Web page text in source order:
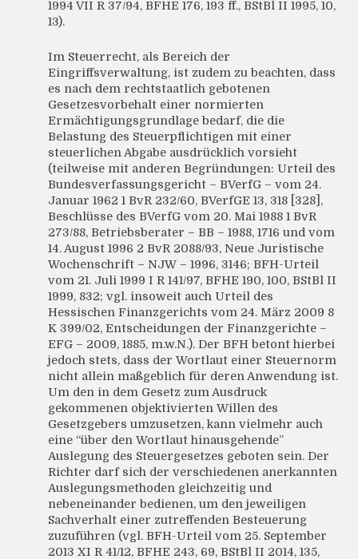
1994 VII R 37/94, BFHE 176, 193 ff., BStBl II 1995, 10,
13).
Im Steuerrecht, als Bereich der
Eingriffsverwaltung, ist zudem zu beachten, dass
es nach dem rechtstaatlich gebotenen
Gesetzesvorbehalt einer normierten
Ermächtigungsgrundlage bedarf, die die
Belastung des Steuerpflichtigen mit einer
steuerlichen Abgabe ausdrücklich vorsieht
(teilweise mit anderen Begründungen: Urteil des
Bundesverfassungsgericht – BVerfG – vom 24.
Januar 1962 1 BvR 232/60, BVerfGE 13, 318 [328],
Beschlüsse des BVerfG vom 20. Mai 1988 1 BvR
273/88, Betriebsberater – BB – 1988, 1716 und vom
14. August 1996 2 BvR 2088/93, Neue Juristische
Wochenschrift – NJW – 1996, 3146; BFH-Urteil
vom 21. Juli 1999 I R 141/97, BFHE 190, 100, BStBl II
1999, 832; vgl. insoweit auch Urteil des
Hessischen Finanzgerichts vom 24. März 2009 8
K 399/02, Entscheidungen der Finanzgerichte –
EFG – 2009, 1885, m.w.N.). Der BFH betont hierbei
jedoch stets, dass der Wortlaut einer Steuernorm
nicht allein maßgeblich für deren Anwendung ist.
Um den in dem Gesetz zum Ausdruck
gekommenen objektivierten Willen des
Gesetzgebers umzusetzen, kann vielmehr auch
eine “über den Wortlaut hinausgehende”
Auslegung des Steuergesetzes geboten sein. Der
Richter darf sich der verschiedenen anerkannten
Auslegungsmethoden gleichzeitig und
nebeneinander bedienen, um den jeweiligen
Sachverhalt einer zutreffenden Besteuerung
zuzuführen (vgl. BFH-Urteil vom 25. September
2013 XI R 41/12, BFHE 243, 69, BStBl II 2014, 135,